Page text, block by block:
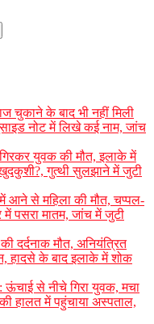
चुकाने के बाद भी नहीं मिली
नोट में लिखे कई नाम, जांच
युवक की मौत, इलाके में
गुत्थी सुलझाने में जुटी
आने से महिला की मौत, चप्पल-
में पसरा मातम, जांच में जुटी
दर्दनाक मौत, अनियंत्रित
हादसे के बाद इलाके में शोक
ऊंचाई से नीचे गिरा युवक, मचा
हालत में पहुंचाया अस्पताल,